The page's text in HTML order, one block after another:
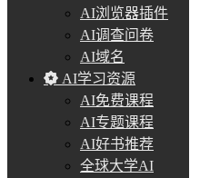
AI浏览器插件
AI调查问卷
AI域名
AI学习资源
AI免费课程
AI专题课程
AI好书推荐
全球大学AI